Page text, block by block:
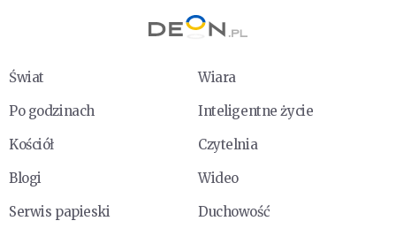
Świat
Wiara
Po godzinach
Inteligentne życie
Kościół
Czytelnia
Blogi
Wideo
Serwis papieski
Duchowość